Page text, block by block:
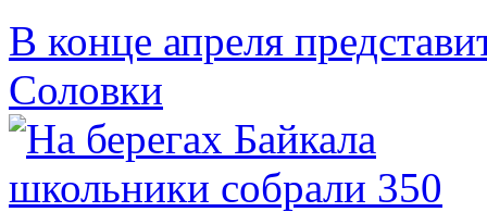
В конце апреля
Соловки